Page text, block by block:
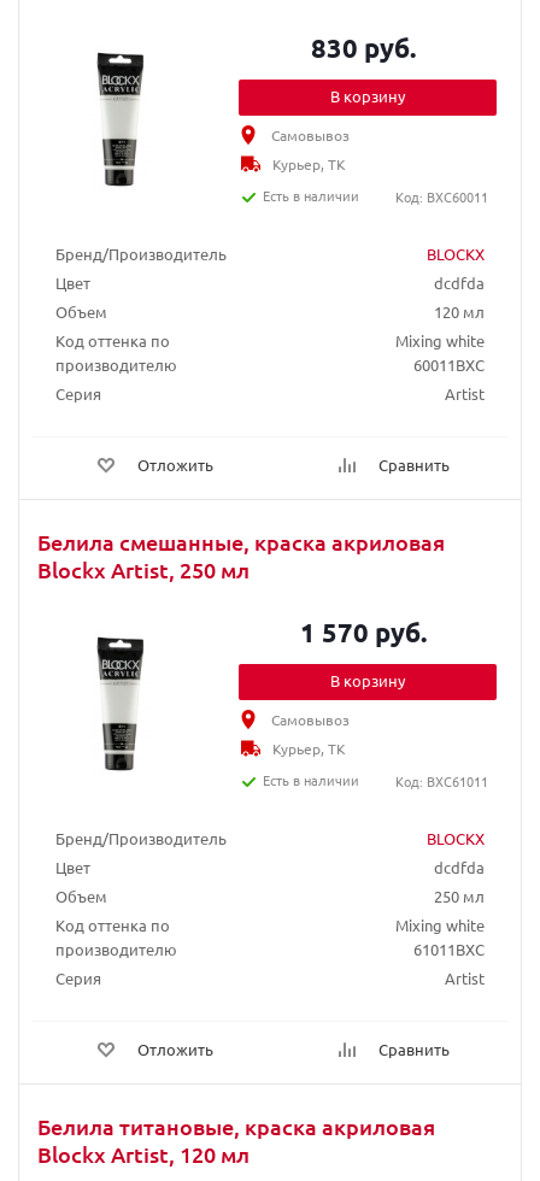
Бренд/Производитель
BLOCKX
Цвет
dcdfda
Объем
120 мл
Код оттенка по
производителю
Mixing white
60011BXC
Серия
Artist
Отложить Сравнить
830 руб.
В корзину
Самовывоз
Курьер, ТК
Есть в наличии
Код: BXC60011
Белила смешанные, краска акриловая
Blockx Artist, 250 мл
Бренд/Производитель
BLOCKX
Цвет
dcdfda
Объем
250 мл
Код оттенка по
производителю
Mixing white
61011BXC
Серия
Artist
Отложить Сравнить
1 570 руб.
В корзину
Самовывоз
Курьер, ТК
Есть в наличии
Код: BXC61011
Белила титановые, краска акриловая
Blockx Artist, 120 мл